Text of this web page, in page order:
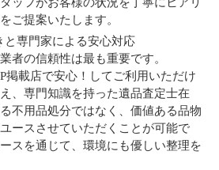
ご提案いたします。
と専門家による安心対応
者の信頼性は最も重要です。
掲載店で安心！してご利用いただけ
、専門知識を持った遺品査定士在
不用品処分ではなく、価値ある品物
ースさせていただくことが可能で
スを通じて、環境にも優しい整理を